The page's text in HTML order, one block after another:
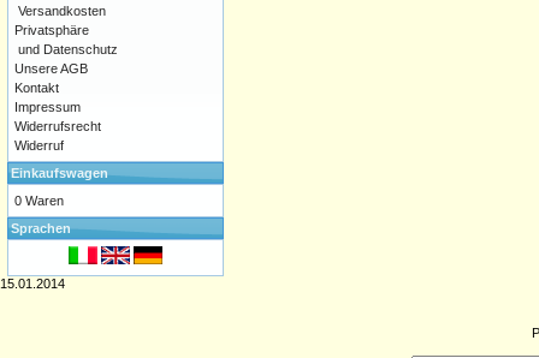
Versandkosten
Privatsphäre
und Datenschutz
Unsere AGB
Kontakt
Impressum
Widerrufsrecht
Widerruf
Einkaufswagen
0 Waren
Sprachen
15.01.2014